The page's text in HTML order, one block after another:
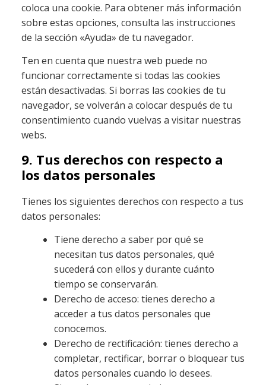
coloca una cookie. Para obtener más información
sobre estas opciones, consulta las instrucciones
de la sección «Ayuda» de tu navegador.
Ten en cuenta que nuestra web puede no
funcionar correctamente si todas las cookies
están desactivadas. Si borras las cookies de tu
navegador, se volverán a colocar después de tu
consentimiento cuando vuelvas a visitar nuestras
webs.
9. Tus derechos con respecto a
los datos personales
Tienes los siguientes derechos con respecto a tus
datos personales:
Tiene derecho a saber por qué se
necesitan tus datos personales, qué
sucederá con ellos y durante cuánto
tiempo se conservarán.
Derecho de acceso: tienes derecho a
acceder a tus datos personales que
conocemos.
Derecho de rectificación: tienes derecho a
completar, rectificar, borrar o bloquear tus
datos personales cuando lo desees.